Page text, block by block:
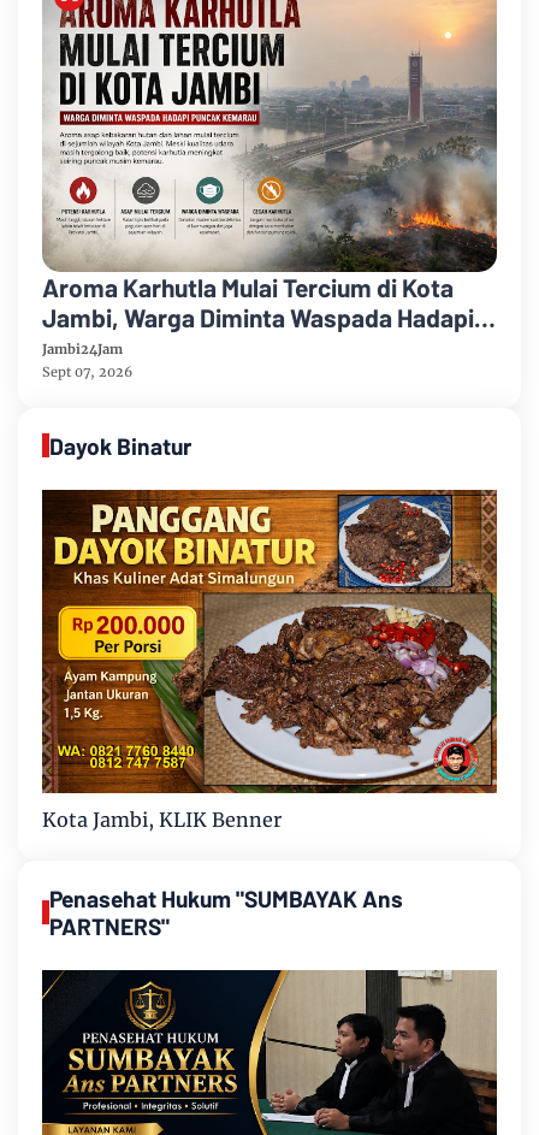
Aroma Karhutla Mulai Tercium di Kota
Jambi, Warga Diminta Waspada Hadapi
Puncak Kemarau
Jambi24Jam
Sept 07, 2026
Dayok Binatur
Kota Jambi, KLIK Benner
Penasehat Hukum "SUMBAYAK Ans
PARTNERS"